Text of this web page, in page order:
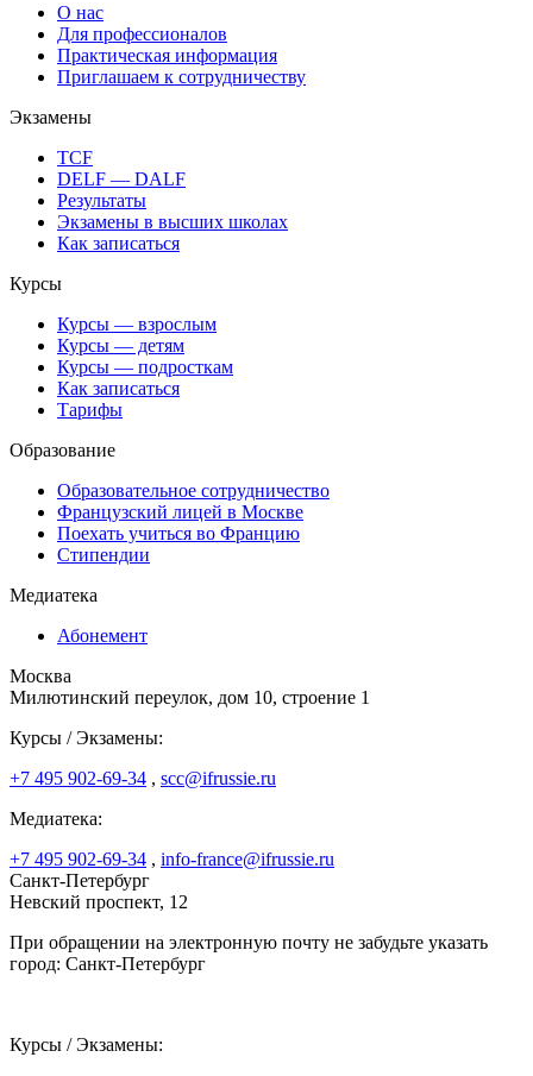
О нас
Для профессионалов
Практическая информация
Приглашаем к сотрудничеству
Экзамены
TCF
DELF — DALF
Результаты
Экзамены в высших школах
Как записаться
Курсы
Курсы — взрослым
Курсы — детям
Курсы — подросткам
Как записаться
Тарифы
Образование
Образовательное сотрудничество
Французский лицей в Москве
Поехать учиться во Францию
Стипендии
Медиатека
Абонемент
Москва
Милютинский переулок, дом 10, строение 1
Курсы / Экзамены:
+7 495 902-69-34 , scc@ifrussie.ru
Медиатека:
+7 495 902-69-34 , info-france@ifrussie.ru
Санкт-Петербург
Невский проспект, 12
При обращении на электронную почту не забудьте указать
город: Санкт-Петербург
Курсы / Экзамены: